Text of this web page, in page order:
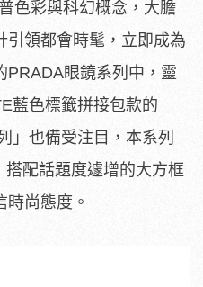
色彩與科幻概念， 大膽
領都會時髦， 立即成為
眼鏡系列中， 靈
藍色標籤拼接包款的
」也備受注目，本系列
搭配話題度遽增的大方框
時尚態度。